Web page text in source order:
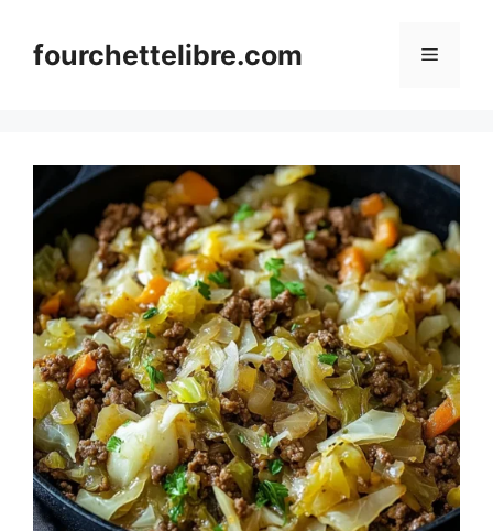
contentfourchettelibre.com Menu